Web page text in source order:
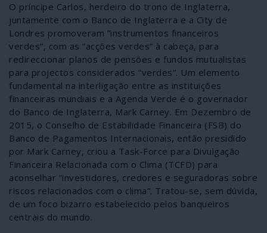
O príncipe Carlos, herdeiro do trono de Inglaterra,
juntamente com o Banco de Inglaterra e a City de
Londres promoveram “instrumentos financeiros
verdes”, com as “acções verdes” à cabeça, para
redireccionar planos de pensões e fundos mutualistas
para projectos considerados “verdes”. Um elemento
fundamental na interligação entre as instituições
financeiras mundiais e a Agenda Verde é o governador
do Banco de Inglaterra, Mark Carney. Em Dezembro de
2015, o Conselho de Estabilidade Financeira (FSB) do
Banco de Pagamentos Internacionais, então presidido
por Mark Carney, criou a Task-Force para Divulgação
Financeira Relacionada com o Clima (TCFD) para
aconselhar “investidores, credores e seguradoras sobre
riscos relacionados com o clima”. Tratou-se, sem dúvida,
de um foco bizarro estabelecido pelos banqueiros
centrais do mundo.